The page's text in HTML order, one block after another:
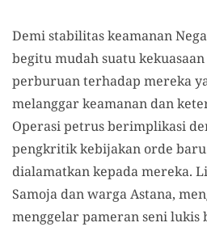
Demi stabilitas keamanan
begitu mudah suatu
perburuan terhadap mereka
melanggar keamanan dan
Operasi petrus berimplikasi
pengkritik kebijakan orde
dialamatkan kepada mereka.
Samoja dan warga Astana,
menggelar pameran seni lukis